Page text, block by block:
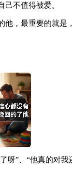
不值得被爱。
，最重要的就是
呀”、“他真的对我